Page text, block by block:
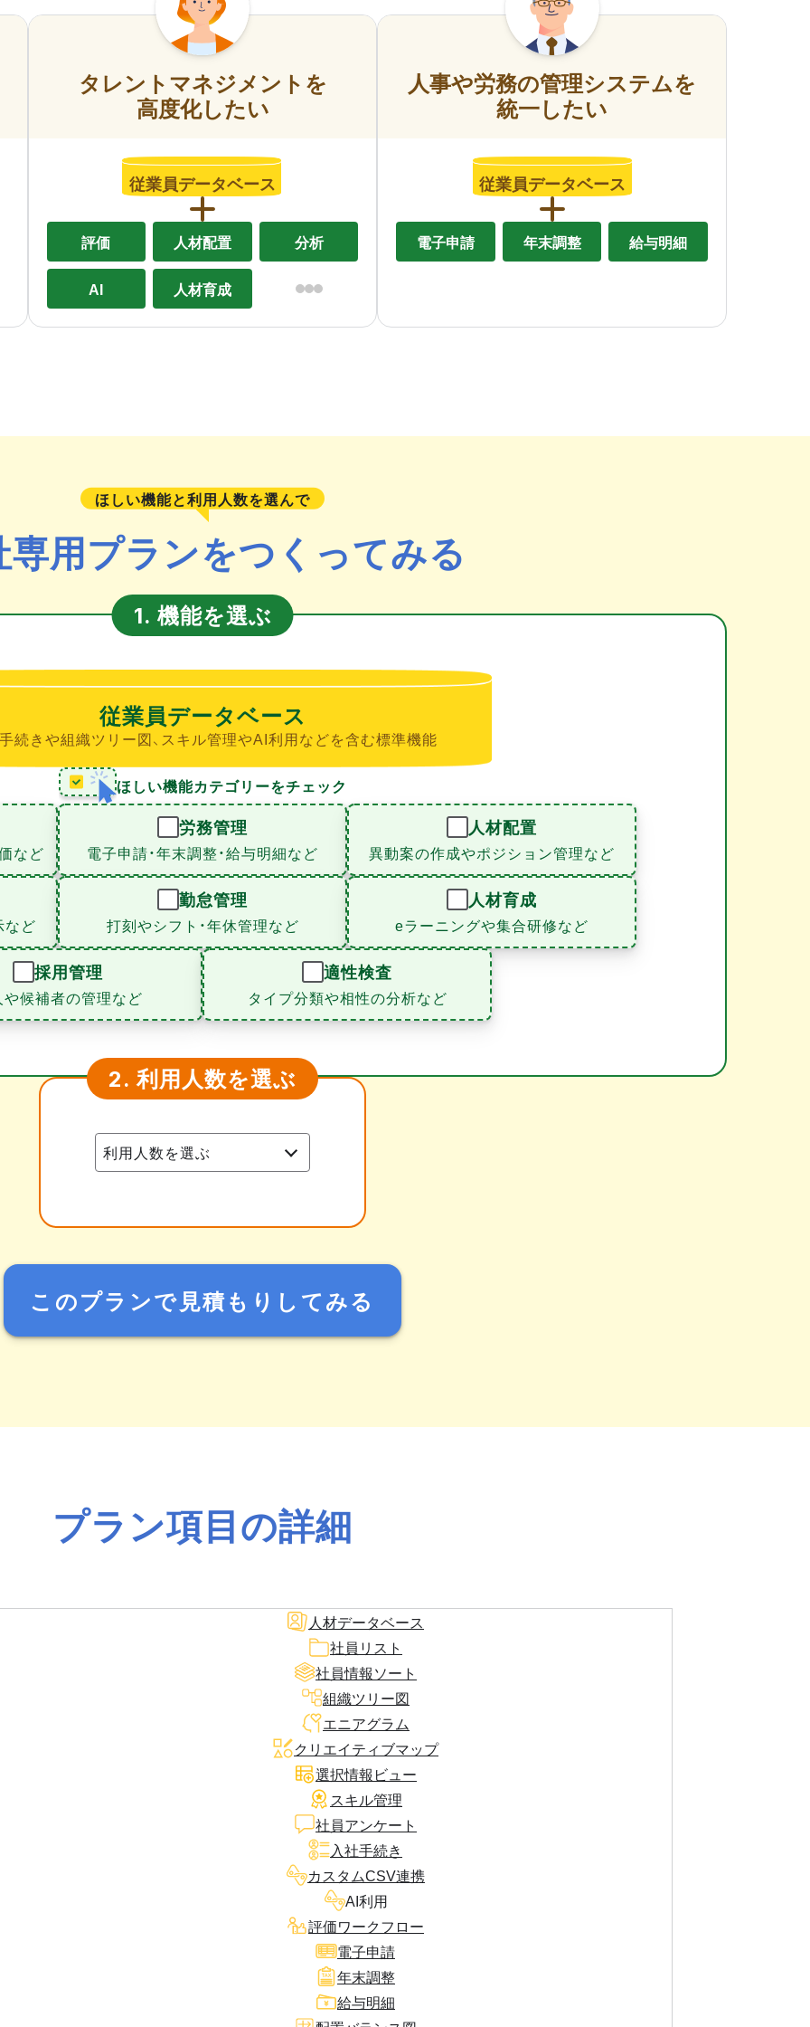
タレントマネジメントを
高度化したい
従業員データベース
評価 人材配置 分析
AI 人材育成
人事や労務の管理システムを
統一したい
従業員データベース
電子申請 年末調整 給与明細
ほしい機能と利用人数を選んで
専用プランをつくってみる
1. 機能を選ぶ
従業員データベース
続きや組織ツリー図、スキル管理やAI利用などを含む標準機能
ほしい機能カテゴリーをチェック
など
労務管理
電子申請・年末調整・給与明細など
人材配置
異動案の作成やポジション管理など
など
勤怠管理
打刻やシフト・年休管理など
人材育成
eラーニングや集合研修など
採用管理
候補者の管理など
適性検査
タイプ分類や相性の分析など
2. 利用人数を選ぶ
このプランで見積もりしてみる
プラン項目の詳細
人材データベース
社員リスト
社員情報ソート
組織ツリー図
エニアグラム
クリエイティブマップ
選択情報ビュー
スキル管理
社員アンケート
入社手続き
カスタムCSV連携
AI利用
評価ワークフロー
電子申請
年末調整
給与明細